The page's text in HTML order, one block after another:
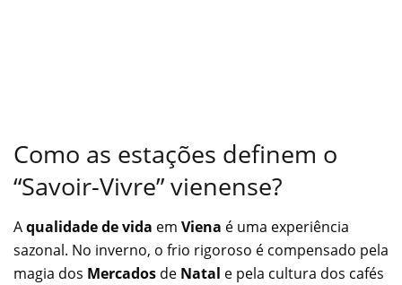
Como as estações definem o
“Savoir-Vivre” vienense?
Aqualidade de vida em Viena é uma experiência
sazonal. No inverno, o frio rigoroso é compensado pela
magia dos Mercados de Natal e pela cultura dos cafés